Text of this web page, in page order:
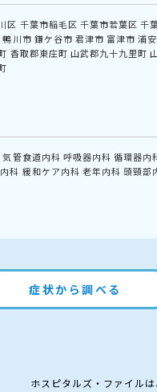
区 千葉市稲毛区 千葉市若葉区 千
鴨川市 鎌ケ谷市 君津市 富津市 浦
香取郡東庄町 山武郡九十九里町
気管食道内科 呼吸器内科 循環器内
科 緩和ケア内科 老年内科 頭頸部
症状から調べる
ホスピタルズ・ファイル